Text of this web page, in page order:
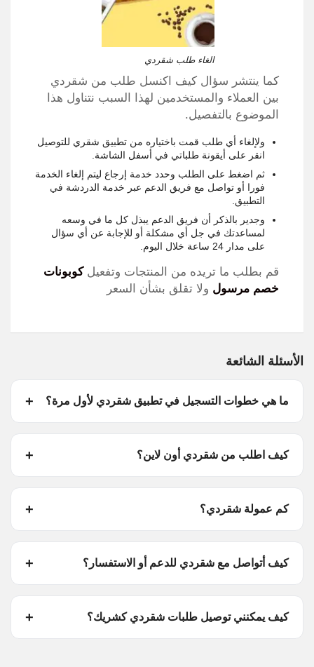
الغاء طلب شقردي
كما ينتشر سؤال كيف اكنسل طلب من شقردي
بين العملاء والمستخدمين لهذا السبب نتناول هذا
الموضوع بالتفصيل.
ولإلغاء أي طلب قمت باختياره من تطبيق شقري للتوصيل
انقر على أيقونة طلباتي في أسفل الشاشة.
ثم اضغط على الطلب وحدد خدمة إرجاع ليتم إلغاء الخدمة
فورا أو تواصل مع فريق الدعم عبر خدمة الدردشة في
التطبيق.
وجدير بالذكر أن فريق الدعم يبذل كل ما في وسعه
لمساعدتك في جل أي مشكلة أو للإجابة عن أي سؤال
على مدار 24 ساعة خلال اليوم.
قم بطلب ما تريده من المنتجات وتفعيلكوبونات
خصم مرسول ولا تقلق بشأن السعر
الأسئلة الشائعة
ما هي خطوات التسجيل في تطبيق شقردي لأول مرة؟
كيف اطلب من شقردي أون لاين؟
كم عمولة شقردي؟
كيف أتواصل مع شقردي للدعم أو الاستفسار؟
كيف يمكنني توصيل طلبات شقردي كشريك؟